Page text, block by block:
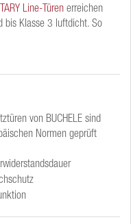
Line-Türen erreichen
bis Klasse 3 luftdicht. So
von BUCHELE sind
Normen geprüft